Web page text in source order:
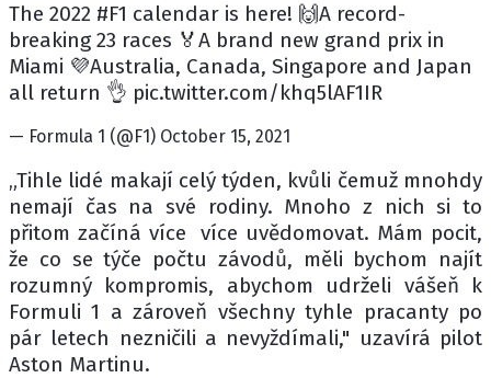
The 2022 #F1 calendar is here! 🙌A record-
breaking 23 races 🏅A brand new grand prix in
Miami 💜Australia, Canada, Singapore and Japan
all return 👌 pic.twitter.com/khq5lAF1IR
— Formula 1 (@F1) October 15, 2021
„Tihle lidé makají celý týden, kvůli čemuž mnohdy
nemají čas na své rodiny. Mnoho z nich si to
přitom začíná více více uvědomovat. Mám pocit,
že co se týče počtu závodů, měli bychom najít
rozumný kompromis, abychom udrželi vášeň k
Formuli 1 a zároveň všechny tyhle pracanty po
pár letech nezničili a nevyždímali," uzavírá pilot
Aston Martinu.